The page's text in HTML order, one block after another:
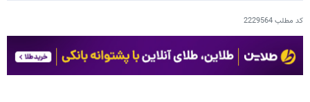
کد مطلب2229564